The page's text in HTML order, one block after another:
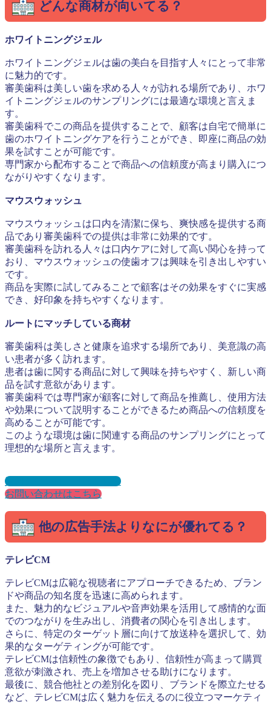
どんな商材が向いてる？
ホワイトニングジェル
ホワイトニングジェルは歯の美白を目指す人々にとって非常
に魅力的です。
審美歯科は美しい歯を求める人々が訪れる場所であり、ホワ
イトニングジェルのサンプリングには最適な環境と言えま
す。
審美歯科でこの商品を提供することで、顧客は自宅で簡単に
歯のホワイトニングケアを行うことができ、即座に商品の効
果を試すことが可能です。
専門家から配布することで商品への信頼度が高まり購入につ
ながりやすくなります。
マウスウォッシュ
マウスウォッシュは口内を清潔に保ち、爽快感を提供する商
品であり審美歯科での提供は非常に効果的です。
審美歯科を訪れる人々は口内ケアに対して高い関心を持って
おり、マウスウォッシュの使歯オフは興味を引き出しやすい
です。
商品を実際に試してみることで顧客はその効果をすぐに実感
でき、好印象を持ちやすくなります。
ルートにマッチしている商材
審美歯科は美しさと健康を追求する場所であり、美意識の高
い患者が多く訪れます。
患者は歯に関する商品に対して興味を持ちやすく、新しい商
品を試す意欲があります。
審美歯科では専門家が顧客に対して商品を推薦し、使用方法
や効果について説明することができるため商品への信頼度を
高めることが可能です。
このような環境は歯に関連する商品のサンプリングにとって
理想的な場所と言えます。
資料ダウンロードはこちら
お問い合わせはこちら
他の広告手法よりなにが優れてる？
テレビCM
テレビCMは広範な視聴者にアプローチできるため、ブラン
ドや商品の知名度を迅速に高められます。
また、魅力的なビジュアルや音声効果を活用して感情的な面
でのつながりを生み出し、消費者の関心を引き出します。
さらに、特定のターゲット層に向けて放送枠を選択して、効
果的なターゲティングが可能です。
テレビCMは信頼性の象徴でもあり、信頼性が高まって購買
意欲が刺激され、売上を増加させる助けになります。
最後に、競合他社との差別化を図り、ブランドを際立たせる
など、テレビCMは広く魅力を伝えるのに役立つマーケティ